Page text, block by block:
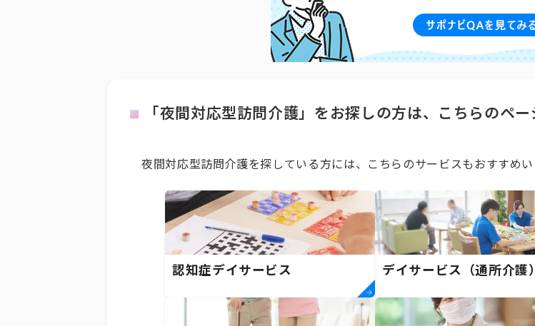
「夜間対応型訪問介護」をお探しの方は、こちらのペ
夜間対応型訪問介護を探している方には、こちらのサービスもおすすめい
認知症デイサービス デイサービス（通所介護）